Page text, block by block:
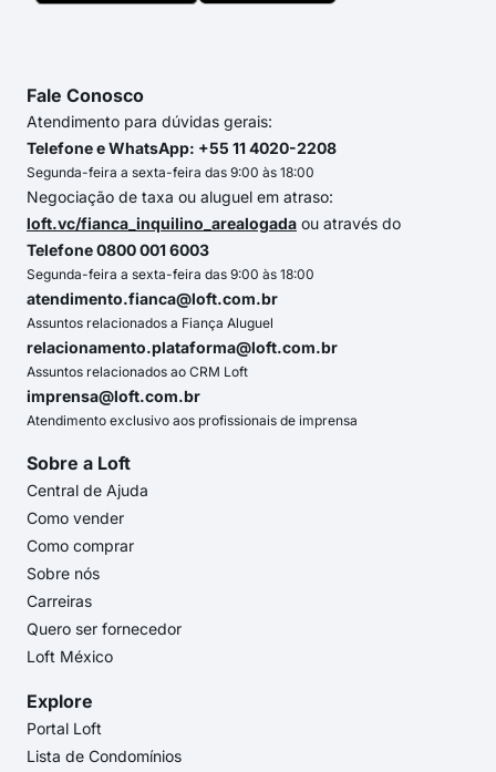
Fale Conosco
Atendimento para dúvidas gerais:
Telefone e WhatsApp: +55 11 4020-2208
Segunda-feira a sexta-feira das 9:00 às 18:00
Negociação de taxa ou aluguel em atraso:
loft.vc/fianca_inquilino_arealogada ou através do
Telefone 0800 001 6003
Segunda-feira a sexta-feira das 9:00 às 18:00
atendimento.fianca@loft.com.br
Assuntos relacionados a Fiança Aluguel
relacionamento.plataforma@loft.com.br
Assuntos relacionados ao CRM Loft
imprensa@loft.com.br
Atendimento exclusivo aos profissionais de imprensa
Sobre a Loft
Central de Ajuda
Como vender
Como comprar
Sobre nós
Carreiras
Quero ser fornecedor
Loft México
Explore
Portal Loft
Lista de Condomínios